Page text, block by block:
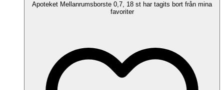
Apoteket Mellanrumsborste 0,7, 18 st har tagits bort från mina
favoriter